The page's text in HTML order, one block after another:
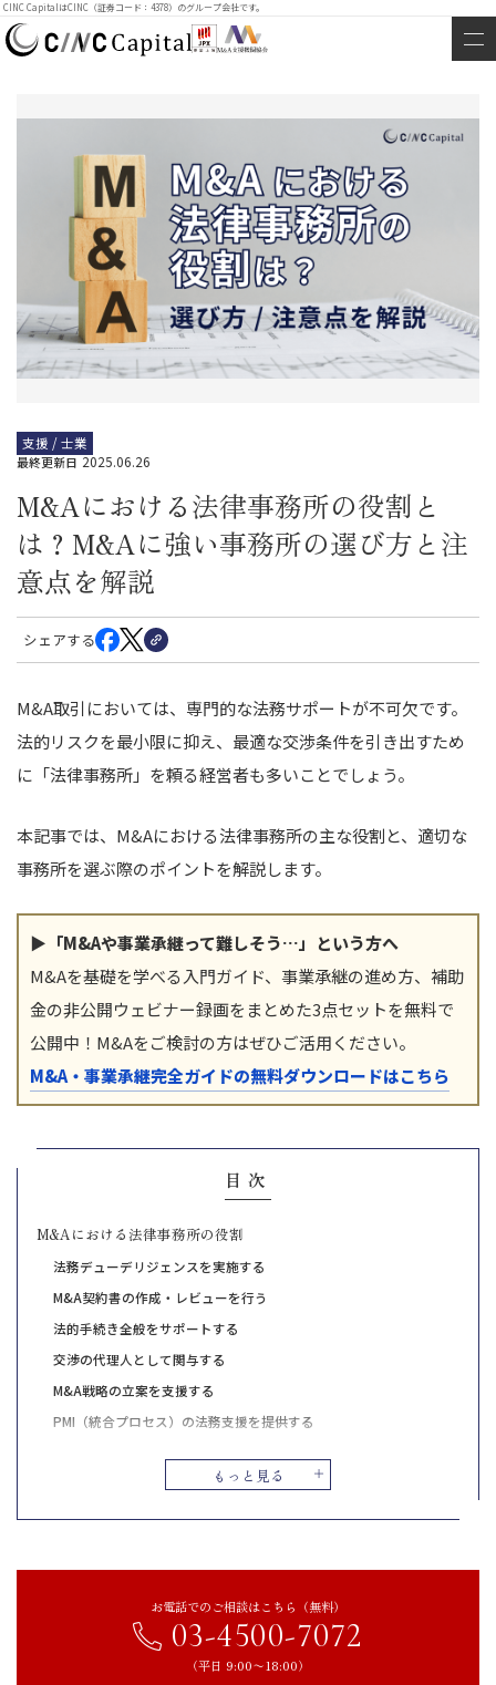
CINC CapitalはCINC（証券コード：4378）のグループ会社です。
支援 / 士業
最終更新日 2025.06.26
M&Aにおける法律事務所の役割と
は？M&Aに強い事務所の選び方と注
意点を解説
シェアする
M&A取引においては、専門的な法務サポートが不可欠です。
法的リスクを最小限に抑え、最適な交渉条件を引き出すため
に「法律事務所」を頼る経営者も多いことでしょう。
本記事では、M&Aにおける法律事務所の主な役割と、適切な
事務所を選ぶ際のポイントを解説します。
▶「M&Aや事業承継って難しそう…」という方へ
M&Aを基礎を学べる入門ガイド、事業承継の進め方、補助
金の非公開ウェビナー録画をまとめた3点セットを無料で
公開中！M&Aをご検討の方はぜひご活用ください。
M&A・事業承継完全ガイドの無料ダウンロードはこちら
目次
もっと見る
M&Aにおける法律事務所の役割
法務デューデリジェンスを実施する
M&A契約書の作成・レビューを行う
法的手続き全般をサポートする
交渉の代理人として関与する
M&A戦略の立案を支援する
PMI（統合プロセス）の法務支援を提供する
M&Aアドバイザリーファームと連携する
M&Aに強い法律事務所を選ぶときのポイント
コミュニケーションのスムーズさや対応スピードも重視する
法律事務所にM&Aに関する依頼する際の注意点
お電話でのご相談はこちら（無料）
03-4500-7072
（平日 9:00〜18:00）